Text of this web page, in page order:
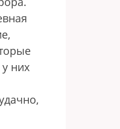
них